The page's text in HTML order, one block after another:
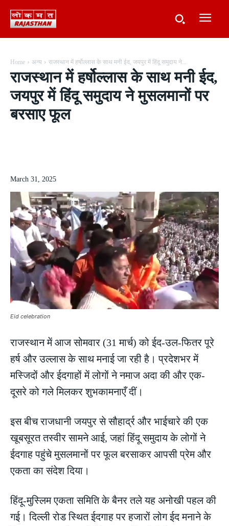
Home अन्य राजस्थान में हर्षोल्लास के साथ मनी ईद, जयपुर में हिंदू समुदाय ने...
राजस्थान में हर्षोल्लास के साथ मनी ईद,
जयपुर में हिंदू समुदाय ने मुसलमानों पर
बरसाए फूल
March 31, 2025
Eid celebration
राजस्थान में आज सोमवार (31 मार्च) को ईद-उल-फितर पूरे
हर्ष और उल्लास के साथ मनाई जा रही है। प्रदेशभर में
मस्जिदों और ईदगाहों में लोगों ने नमाज अदा की और एक-
दूसरे को गले मिलकर शुभकामनाएँ दीं।
इस बीच राजधानी जयपुर से सौहार्द्र और भाईचारे की एक
खूबसूरत तस्वीर सामने आई, जहां हिंदू समुदाय के लोगों ने
ईदगाह पहुंचे मुसलमानों पर फूल बरसाकर आपसी प्रेम और
एकता का संदेश दिया।
हिंदू-मुस्लिम एकता समिति के बैनर तले यह अनोखी पहल की
गई। दिल्ली रोड स्थित ईदगाह पर हजारों लोग ईद मनाने के